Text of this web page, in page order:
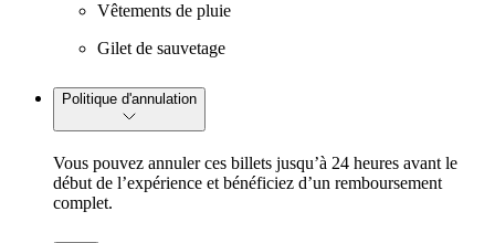
Vêtements de pluie
Gilet de sauvetage
Politique d'annulation
Vous pouvez annuler ces billets jusqu’à 24 heures avant le
début de l’expérience et bénéficiez d’un remboursement
complet.